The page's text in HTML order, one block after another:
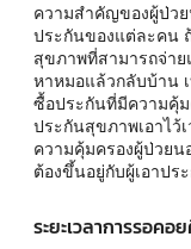
ความสำคัญของผู้ป่ว
ประกันของแต่ละคน
สุขภาพที่สามารถจ่าย
หาหมอแล้วกลับบ้าน
ซื้อประกันที่มีความคุ้
ประกันสุขภาพเอาไว้
ความคุ้มครองผู้ป่วย
ต้องขึ้นอยู่กับผู้เอาปร
ระยะเวลาการรอคอ